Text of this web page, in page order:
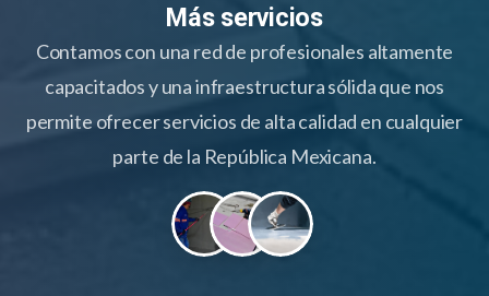
Más servicios
Contamos con una red de profesionales altamente
capacitados y una infraestructura sólida que nos
permite ofrecer servicios de alta calidad en cualquier
parte de la República Mexicana.